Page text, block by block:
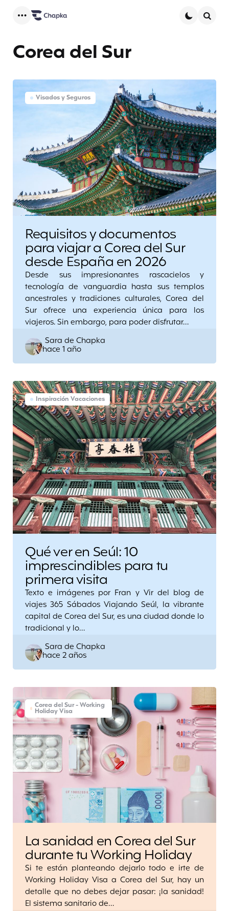
Corea del Sur
Visados y Seguros
Requisitos y documentos
para viajar a Corea del Sur
desde España en 2026
Desde sus impresionantes rascacielos y
tecnología de vanguardia hasta sus templos
ancestrales y tradiciones culturales, Corea del
Sur ofrece una experiencia única para los
viajeros. Sin embargo, para poder disfrutar…
Posted
by
Sara de Chapka
hace 1 año
Inspiración Vacaciones
Qué ver en Seúl: 10
imprescindibles para tu
primera visita
Texto e imágenes por Fran y Vir del blog de
viajes 365 Sábados Viajando Seúl, la vibrante
capital de Corea del Sur, es una ciudad donde lo
tradicional y lo…
Posted
by
Sara de Chapka
hace 2 años
Corea del Sur - Working
Holiday Visa
La sanidad en Corea del Sur
durante tu Working Holiday
Si te están planteando dejarlo todo e irte de
Working Holiday Visa a Corea del Sur, hay un
detalle que no debes dejar pasar: ¡la sanidad!
El sistema sanitario de…